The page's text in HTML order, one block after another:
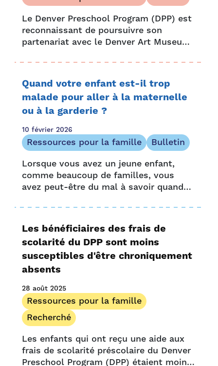
Le Denver Preschool Program (DPP) est
reconnaissant de poursuivre son
partenariat avec le Denver Art Museum
livres interactive et amusante animée
par une célébrité lors du 24e Día del
Niño annuel du DAM (Journée des
enfants).
Quand votre enfant est-il trop
malade pour aller à la maternelle
ou à la garderie ?
10 février 2026
Ressources pour la famille
Bulletin
Lorsque vous avez un jeune enfant,
comme beaucoup de familles, vous
avez peut-être du mal à savoir quand
à la crèche ou à la garderie. Votre
enfant d'âge préscolaire peut être…
Les bénéficiaires des frais de
scolarité du DPP sont moins
susceptibles d'être chroniquement
absents
28 août 2025
Ressources pour la famille
Recherché
Les enfants qui ont reçu une aide aux
frais de scolarité préscolaire du Denver
Preschool Program (DPP) étaient moins